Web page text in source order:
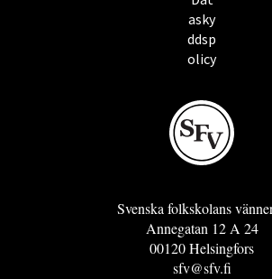
asky
ddsp
olicy
Svenska folkskolans
Annegatan 12 A 24
00120 Helsingfors
sfv@sfv.fi